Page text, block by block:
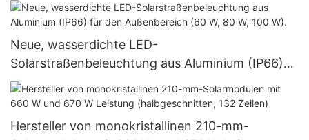
Neue, wasserdichte LED-
Solarstraßenbeleuchtung aus Aluminium (IP66)
für den Außenbereich (60 W, 80 W, 100 W).
Hersteller von monokristallinen 210-mm-